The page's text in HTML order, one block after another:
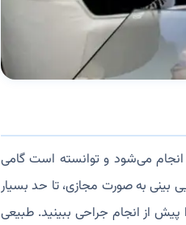
انجام می‌شود و توانسته است گامی
بینی به صورت مجازی، تا حد بسیار
از انجام جراحی ببینید. طبیعی